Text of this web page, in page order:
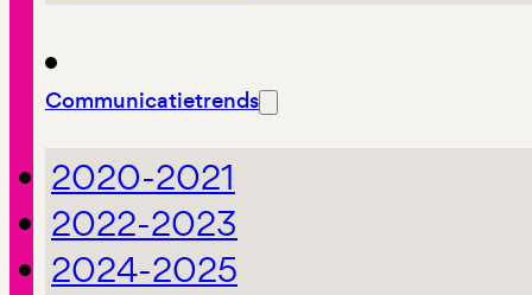
Communicatietrends
2020-2021
2022-2023
2024-2025